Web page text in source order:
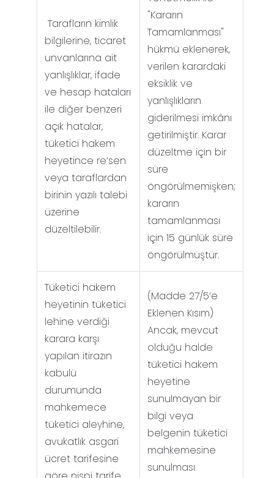
Tarafların kimlik
bilgilerine, ticaret
unvanlarına ait
yanlışlıklar, ifade
ve hesap hataları
ile diğer benzeri
açık hatalar,
tüketici hakem
heyetince re’sen
veya taraflardan
birinin yazılı talebi
üzerine
düzeltilebilir.
"Kararın
Tamamlanması"
hükmü eklenerek,
verilen karardaki
eksiklik ve
yanlışlıkların
giderilmesi imkânı
getirilmiştir. Karar
düzeltme için bir
süre
öngörülmemişken;
kararın
tamamlanması
için 15 günlük süre
öngörülmüştür.
Tüketici hakem
heyetinin tüketici
lehine verdiği
karara karşı
yapılan itirazın
kabulü
durumunda
mahkemece
tüketici aleyhine,
avukatlık asgari
ücret tarifesine
(Madde 27/5’e
Eklenen Kısım)
Ancak, mevcut
olduğu halde
tüketici hakem
heyetine
sunulmayan bir
bilgi veya
belgenin tüketici
mahkemesine
sunulması